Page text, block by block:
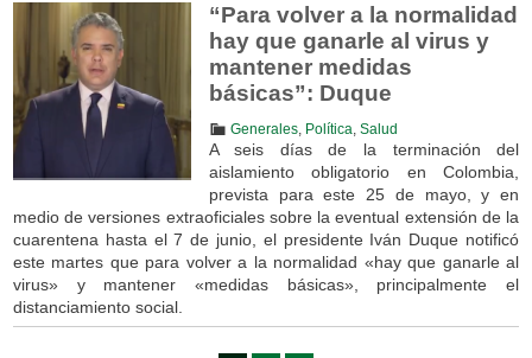
“Para volver a la normalidad
hay que ganarle al virus y
mantener medidas
básicas”: Duque
Generales, Política Salud
A seis días de la terminación del
aislamiento obligatorio en Colombia,
prevista para este 25 de mayo, y en
medio de versiones extraoficiales sobre la eventual extensión de la
cuarentena hasta el 7 de junio, el presidente Iván Duque notificó
este martes que para volver a la normalidad «hay que ganarle al
virus» y mantener «medidas básicas», principalmente el
distanciamiento social.